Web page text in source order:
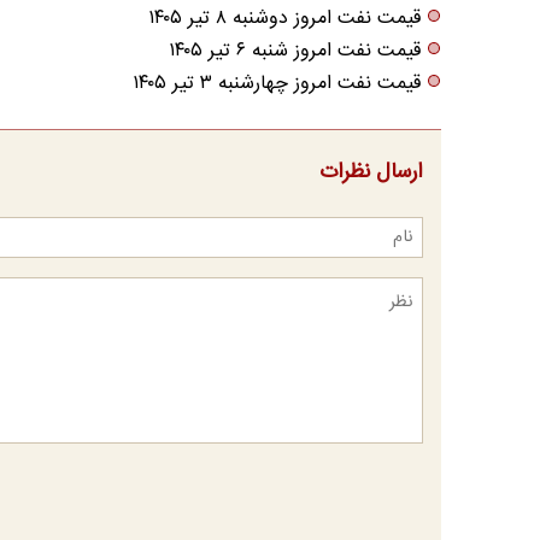
قیمت نفت امروز دوشنبه ۸ تیر ۱۴۰۵
قیمت نفت امروز شنبه ۶ تیر ۱۴۰۵
قیمت نفت امروز چهارشنبه ۳ تیر ۱۴۰۵
ارسال نظرات